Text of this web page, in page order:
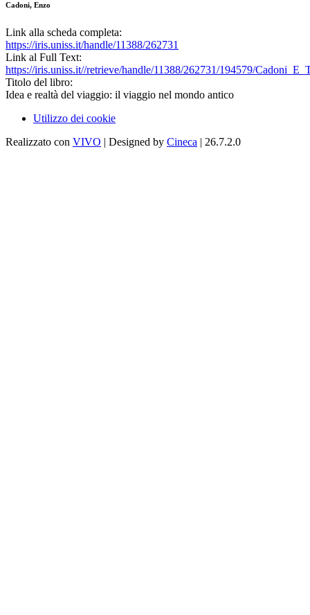
Cadoni, Enzo
Link alla scheda completa:
https://iris.uniss.it/handle/11388/262731
Link al Full Text:
https://iris.uniss.it//retrieve/handle/11388/262731/194579/
Titolo del libro:
Idea e realtà del viaggio: il viaggio nel mondo antico
Utilizzo dei cookie
Realizzato con VIVO | Designed by Cineca | 26.7.2.0